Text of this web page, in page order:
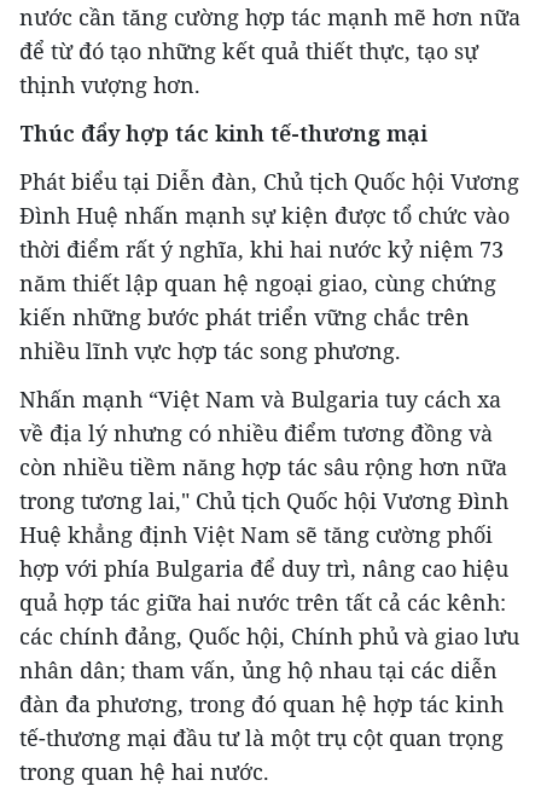
nước cần tăng cường hợp tác mạnh mẽ hơn nữa
để từ đó tạo những kết quả thiết thực, tạo sự
thịnh vượng hơn.
Thúc đẩy hợp tác kinh tế-thương mại
Phát biểu tại Diễn đàn, Chủ tịch Quốc hội Vương
Đình Huệ nhấn mạnh sự kiện được tổ chức vào
thời điểm rất ý nghĩa, khi hai nước kỷ niệm 73
năm thiết lập quan hệ ngoại giao, cùng chứng
kiến những bước phát triển vững chắc trên
nhiều lĩnh vực hợp tác song phương.
Nhấn mạnh “Việt Nam và Bulgaria tuy cách xa
về địa lý nhưng có nhiều điểm tương đồng và
còn nhiều tiềm năng hợp tác sâu rộng hơn nữa
trong tương lai," Chủ tịch Quốc hội Vương Đình
Huệ khẳng định Việt Nam sẽ tăng cường phối
hợp với phía Bulgaria để duy trì, nâng cao hiệu
quả hợp tác giữa hai nước trên tất cả các kênh:
các chính đảng, Quốc hội, Chính phủ và giao lưu
nhân dân; tham vấn, ủng hộ nhau tại các diễn
đàn đa phương, trong đó quan hệ hợp tác kinh
tế-thương mại đầu tư là một trụ cột quan trọng
trong quan hệ hai nước.